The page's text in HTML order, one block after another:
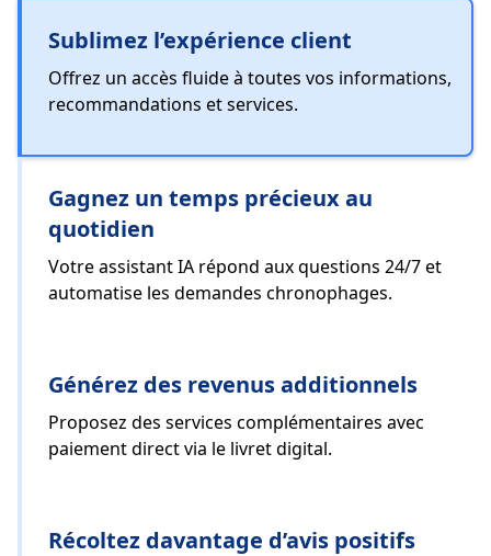
Sublimez l’expérience client
Offrez un accès fluide à toutes vos informations,
recommandations et services.
Gagnez un temps précieux au
quotidien
Votre assistant IA répond aux questions 24/7 et
automatise les demandes chronophages.
Générez des revenus additionnels
Proposez des services complémentaires avec
paiement direct via le livret digital.
Récoltez davantage d’avis positifs